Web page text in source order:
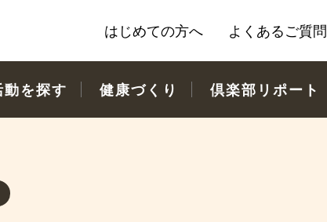
はじめての方へ よくあるご質問
を探す 健康づくり 倶楽部リポート